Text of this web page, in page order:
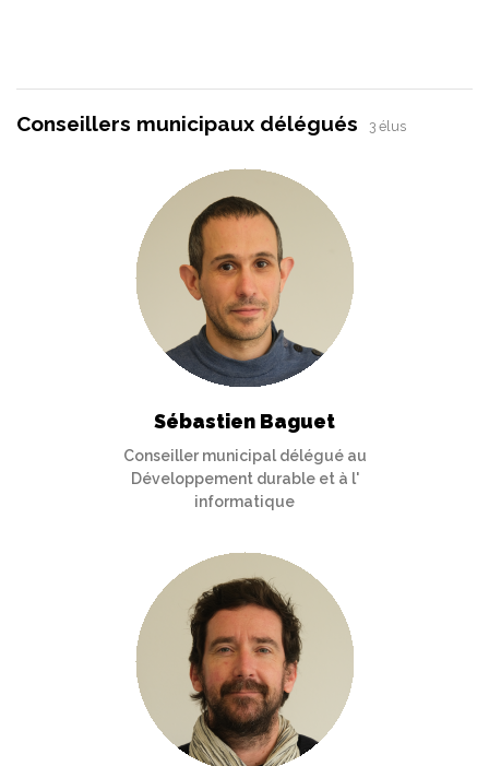
Conseillers municipaux délégués 3 élus
Sébastien Baguet
Conseiller municipal délégué au
Développement durable et à l'
informatique